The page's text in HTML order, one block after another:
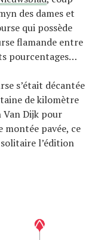
des dames et
qui possède
flamande entre
pourcentages…
s’était décantée
de kilomètre
Van Dijk pour
pavée, ce
l’édition